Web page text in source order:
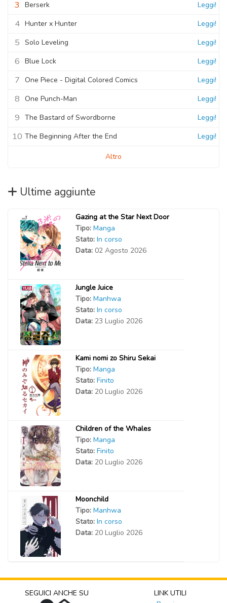
3 Berserk Leggi!
4 Hunter x Hunter Leggi!
5 Solo Leveling Leggi!
6 Blue Lock Leggi!
7 One Piece - Digital Colored Comics Leggi!
8 One Punch-Man Leggi!
9 The Bastard of Swordborne Leggi!
10 The Beginning After the End Leggi!
Altro
Ultime aggiunte
Gazing at the Star Next Door
Tipo: Manga
Stato: In corso
Data: 02 Agosto 2026
Jungle Juice
Tipo: Manhwa
Stato: In corso
Data: 23 Luglio 2026
Kami nomi zo Shiru Sekai
Tipo: Manga
Stato: Finito
Data: 20 Luglio 2026
Children of the Whales
Tipo: Manga
Stato: Finito
Data: 20 Luglio 2026
Moonchild
Tipo: Manhwa
Stato: In corso
Data: 20 Luglio 2026
SEGUICI ANCHE SU
LINK UTILI